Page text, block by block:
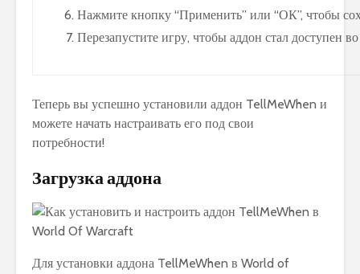
Нажмите кнопку “Применить” или “ОК”, чтобы
Перезапустите игру, чтобы аддон стал доступен
Теперь вы успешно установили аддон TellMeWhen и
можете начать настраивать его под свои
потребности!
Загрузка аддона
Для установки аддона TellMeWhen в World of